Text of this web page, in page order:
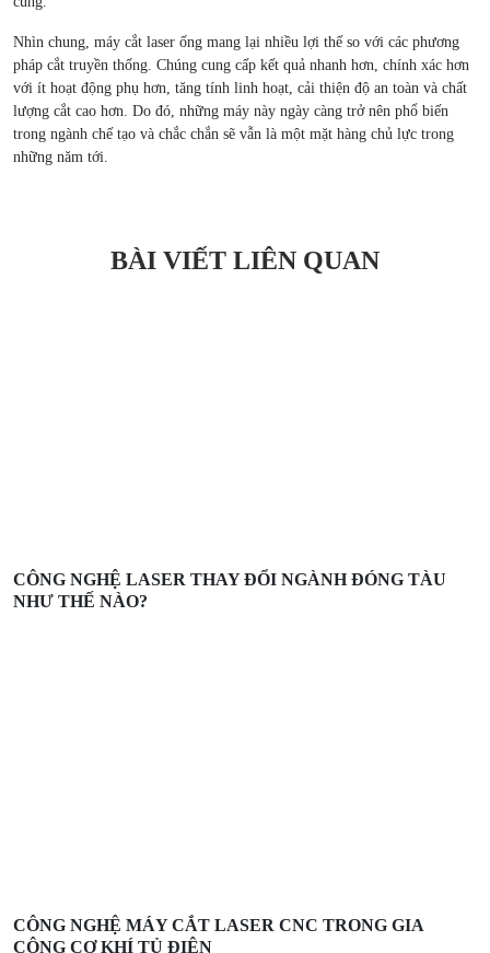
Nhìn chung, máy cắt laser ống mang lại nhiều lợi thế so với các phương
pháp cắt truyền thống. Chúng cung cấp kết quả nhanh hơn, chính xác hơn
với ít hoạt động phụ hơn, tăng tính linh hoạt, cải thiện độ an toàn và chất
lượng cắt cao hơn. Do đó, những máy này ngày càng trở nên phổ biến
trong ngành chế tạo và chắc chắn sẽ vẫn là một mặt hàng chủ lực trong
những năm tới.
BÀI VIẾT LIÊN QUAN
CÔNG NGHỆ LASER THAY ĐỔI NGÀNH ĐÓNG TÀU
NHƯ THẾ NÀO?
CÔNG NGHỆ MÁY CẮT LASER CNC TRONG GIA
CÔNG CƠ KHÍ TỦ ĐIỆN